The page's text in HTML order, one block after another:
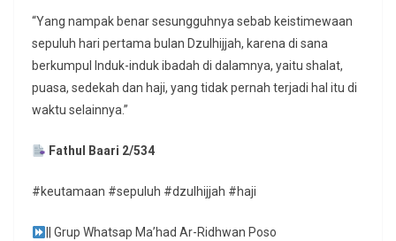
“Yang nampak benar sesungguhnya sebab keistimewaan
sepuluh hari pertama bulan Dzulhijjah, karena di sana
berkumpul Induk-induk ibadah di dalamnya, yaitu shalat,
puasa, sedekah dan haji, yang tidak pernah terjadi hal itu di
waktu selainnya.”
Fathul Baari 2/534
#keutamaan #sepuluh #dzulhijjah #haji
|| Grup Whatsap Ma’had Ar-Ridhwan Poso